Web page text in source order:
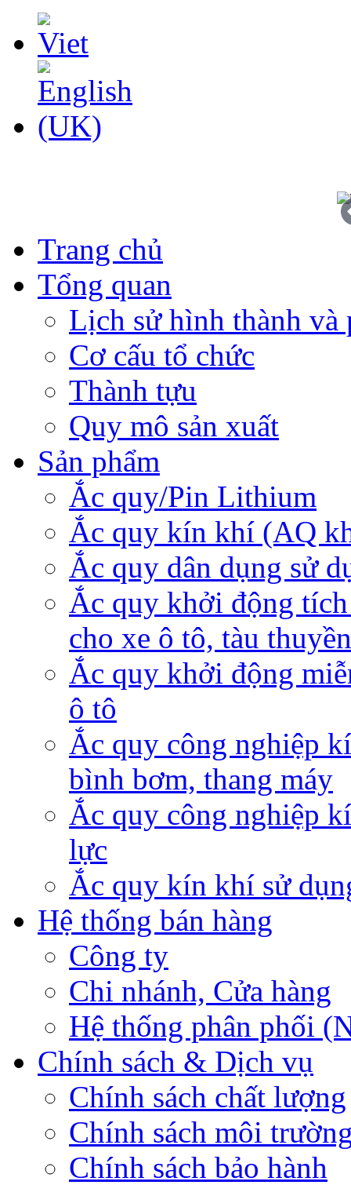
Trang chủ
Tổng quan
Lịch sử hình thành và
Cơ cấu tổ chức
Thành tựu
Quy mô sản xuất
Sản phẩm
Ắc quy/Pin Lithium
Ắc quy kín khí (AQ
Ắc quy dân dụng sử
Ắc quy khởi động
cho xe ô tô, tàu thuyền
Ắc quy khởi động
ô tô
Ắc quy công nghiệp
bình bơm, thang máy
Ắc quy công nghiệp
lực
Ắc quy kín khí sử
Hệ thống bán hàng
Công ty
Chi nhánh, Cửa hàng
Hệ thống phân phối
Chính sách & Dịch vụ
Chính sách chất lượng
Chính sách môi
Chính sách bảo hành